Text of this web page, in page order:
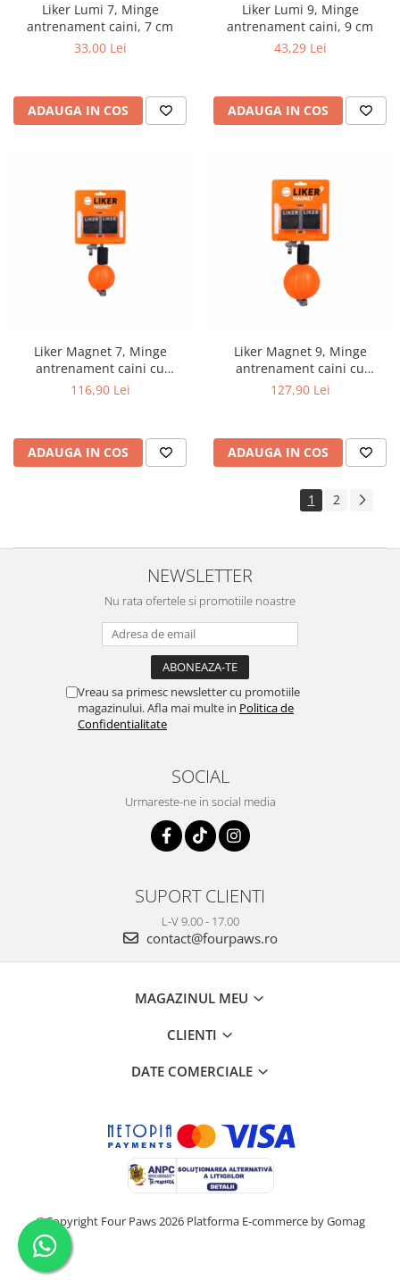
Liker Lumi 7, Minge
antrenament caini, 7 cm
33,00 Lei
ADAUGA IN COS
Liker Lumi 9, Minge
antrenament caini, 9 cm
43,29 Lei
ADAUGA IN COS
Liker Magnet 7, Minge
antrenament caini cu
magneti, 7 cm
116,90 Lei
ADAUGA IN COS
Liker Magnet 9, Minge
antrenament caini cu
magneti, 9 cm
127,90 Lei
ADAUGA IN COS
1 2
NEWSLETTER
Nu rata ofertele si promotiile noastre
Vreau sa primesc newsletter cu promotiile
magazinului. Afla mai multe in Politica de
Confidentialitate
SOCIAL
Urmareste-ne in social media
SUPORT CLIENTI
L-V 9.00 - 17.00
contact@fourpaws.ro
MAGAZINUL MEU
CLIENTI
DATE COMERCIALE
©Copyright Four Paws 2026 Platforma E-commerce by Gomag